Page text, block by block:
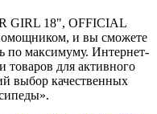
GIRL 18", OFFICIAL
и вы сможете
по максимуму. Интернет-
товаров для активного
выбор качественных